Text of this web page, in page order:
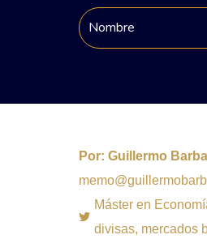
Por: Guillermo Barba
Máster en
divisas, mercados